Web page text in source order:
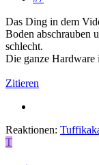
Das Ding in dem
Boden abschrauben
schlecht.
Die ganze Hardware
Zitieren
Reaktionen:
T